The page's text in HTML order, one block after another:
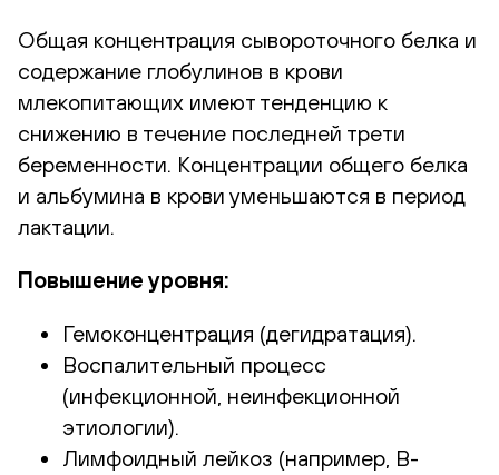
Общая концентрация сывороточного белка и
содержание глобулинов в крови
млекопитающих имеют тенденцию к
снижению в течение последней трети
беременности. Концентрации общего белка
и альбумина в крови уменьшаются в период
лактации.
Повышение уровня:
Гемоконцентрация (дегидратация).
Воспалительный процесс
(инфекционной, неинфекционной
этиологии).
Лимфоидный лейкоз (например, В-